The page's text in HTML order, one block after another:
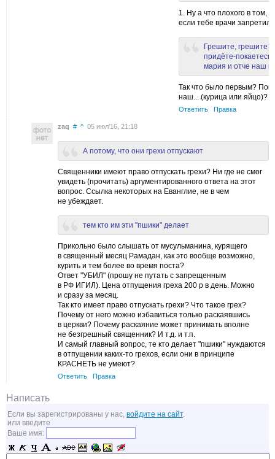
1. Ну а что плохого в том,
если тебе врачи
Грешите, грешите
придёте-
мария и отче наш и
Так что было первым?
наш... (курица или яйцо)?
Ответить Правка
zaq # ^ 05 июл’16, 21:18
А потому, что они грехи отпускают
Священники имеют право отпускать грехи? Ни где не смог
увидеть (прочитать) аргументированного ответа на этот
вопрос. Ссылка некоторых на Еванглие, не в чем
не убеждает.
тем кто им эти "пшики" делает
Прикольно было слышать от мусульманина, курящего
в священный месяц Рамадан, как это вообще возможно,
курить и тем более во время поста?
Ответ "УБИЛ" (прошу не путать с запрещенным
в РФ ИГИЛ). Цена отпущения греха 200 р в день. Можно
и сразу за месяц.
Так кто имеет право отпускать грехи? Что такое грех?
Почему от него можно избавиться только раскаявшись
в церкви? Почему раскаяние может принимать вполне
не безгрешный священник? И т.д. и т.п.
И самый главный вопрос, те кто делает "пшики" нуждаются
в отпущении каких-то грехов, если они в принципе
КРАСНЕТЬ не умеют?
Ответить Правка
Написать
Если вы зарегистрированы у нас, войдите на сайт.
или введите
Ваше имя: